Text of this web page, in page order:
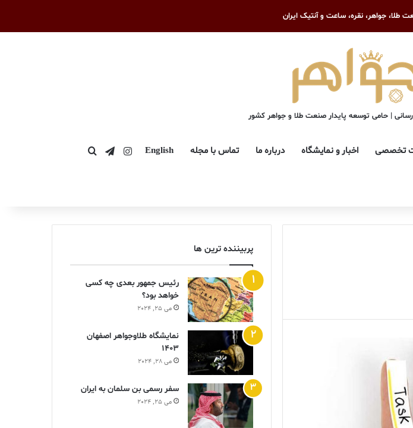
جواهر، نقره، ساعت و آنتیک ایران
رسانی | حامی توسعه پایدار صنعت طلا و جواهر کشور
تخصصی اخبار و نمایشگاه درباره ما تماس با مجله English اینستاگرام
تلگرامجستجو برای
پربیننده ترین ها
رئیس جمهور بعدی چه کسی
خواهد بود؟
می 25, 2024
نمایشگاه طلاوجواهر اصفهان
1403
می 28, 2024
سفر رسمی بن سلمان به ایران
می 25, 2024